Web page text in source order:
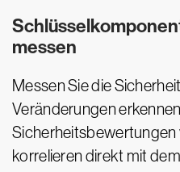
messen
Messen Sie die
Veränderungen
korrelieren direkt mit